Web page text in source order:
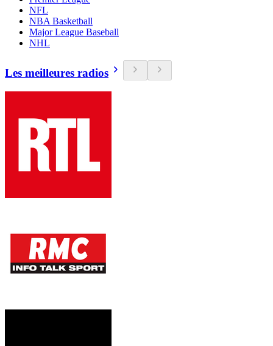
NFL
NBA Basketball
Major League Baseball
NHL
Les meilleures radios